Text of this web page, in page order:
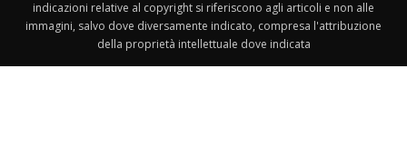
indicazioni relative al copyright si riferiscono agli articoli e non alle
immagini, salvo dove diversamente indicato, compresa l'attribuzione
della proprietà intellettuale dove indicata